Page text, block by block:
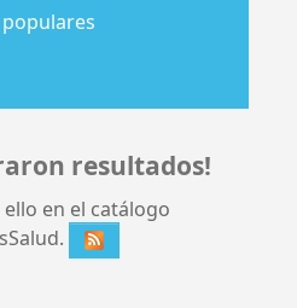
resultados!
en el catálogo